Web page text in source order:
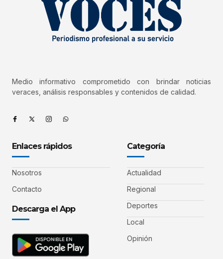
Medio informativo comprometido con brindar noticias
veraces, análisis responsables y contenidos de calidad.
Enlaces rápidos
Nosotros
Contacto
Descarga el App
Categoría
Actualidad
Regional
Deportes
Local
Opinión